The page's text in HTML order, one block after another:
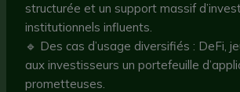
structurée et un support massif
institutionnels influents.
🔹 Des cas d’usage diversifiés : DeFi,
aux investisseurs un portefeuille
prometteuses.